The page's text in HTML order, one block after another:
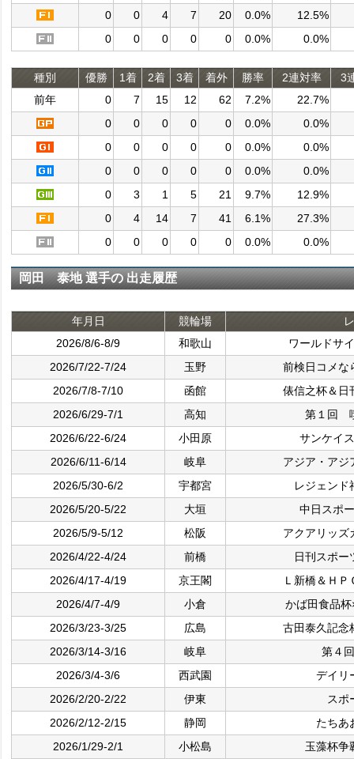
0
0 4 7 20 0.0%
12.5%
0
0 0 0 0 0.0% 0.0%
種別 優勝 1着 2着 3着 着外 勝率 2連対率
3
前年
0 7 15 12 62 7.2%
22.7%
0
0 0 0 0 0.0%
0.0%
0
0 0 0 0 0.0%
0.0%
0
0 0 0 0 0.0%
0.0%
0
3 1 5 21 9.7%
12.9%
0
4 14 7 41 6.1%
27.3%
0
0 0 0 0 0.0% 0.0%
岡田 泰地 選手の 出走履歴
年月日 競輪場
2026/8/6-8/9
和歌山
ワールドサ
2026/7/22-7/24
玉野
前検日コメな
2026/7/8-7/10
函館
俵信之杯＆日
2026/6/29-7/1
高知
第１回
2026/6/22-6/24
小田原
サンケイ
2026/6/11-6/14
岐阜
アジア・アジ
2026/5/30-6/2
宇都宮
レジェンド
2026/5/20-5/22
大垣
中日スポ
2026/5/9-5/12
松阪
アクアリッズ
2026/4/22-4/24
前橋
日刊スポー
2026/4/17-4/19
京王閣
Ｌ新橋＆Ｈ
2026/4/7-4/9
小倉
かば田食品
2026/3/23-3/25
広島
古田泰久記念
2026/3/14-3/16
岐阜
第４
2026/3/4-3/6
西武園
デイリ
2026/2/20-2/22
伊東
スポ
2026/2/12-2/15
静岡
たちあ
2026/1/29-2/1
小松島
玉藻杯争